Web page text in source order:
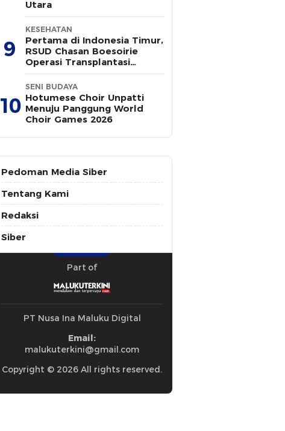
Utara
9
KESEHATAN
Pertama di Indonesia Timur,
RSUD Chasan Boesoirie
Operasi Transplantasi
Kornea
10
SENI BUDAYA
Hotumese Choir Unpatti
Menuju Panggung World
Choir Games 2026
Pedoman Media Siber
Tentang Kami
Redaksi
Siber
Part of
PT Nusa Ina Maluku Digital
Email:
malukuterkini@gmail.com
Copyright © 2026 All rights reserved.